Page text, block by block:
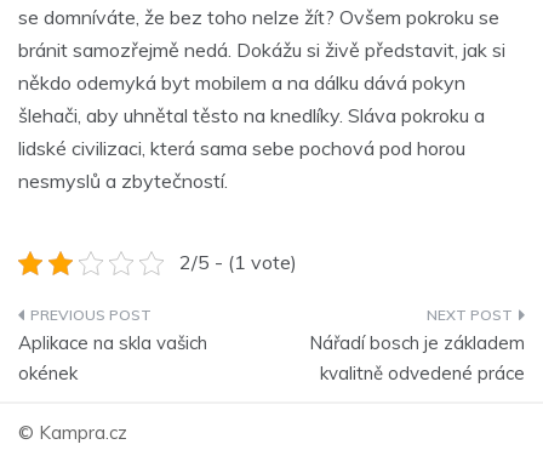
se domníváte, že bez toho nelze žít? Ovšem pokroku se
bránit samozřejmě nedá. Dokážu si živě představit, jak si
někdo odemyká byt mobilem a na dálku dává pokyn
šlehači, aby uhnětal těsto na knedlíky. Sláva pokroku a
lidské civilizaci, která sama sebe pochová pod horou
nesmyslů a zbytečností.
2/5 - (1 vote)
Navigace
pro
příspěvek
Aplikace na skla vašich
okének
Nářadí bosch je základem
kvalitně odvedené práce
© Kampra.cz